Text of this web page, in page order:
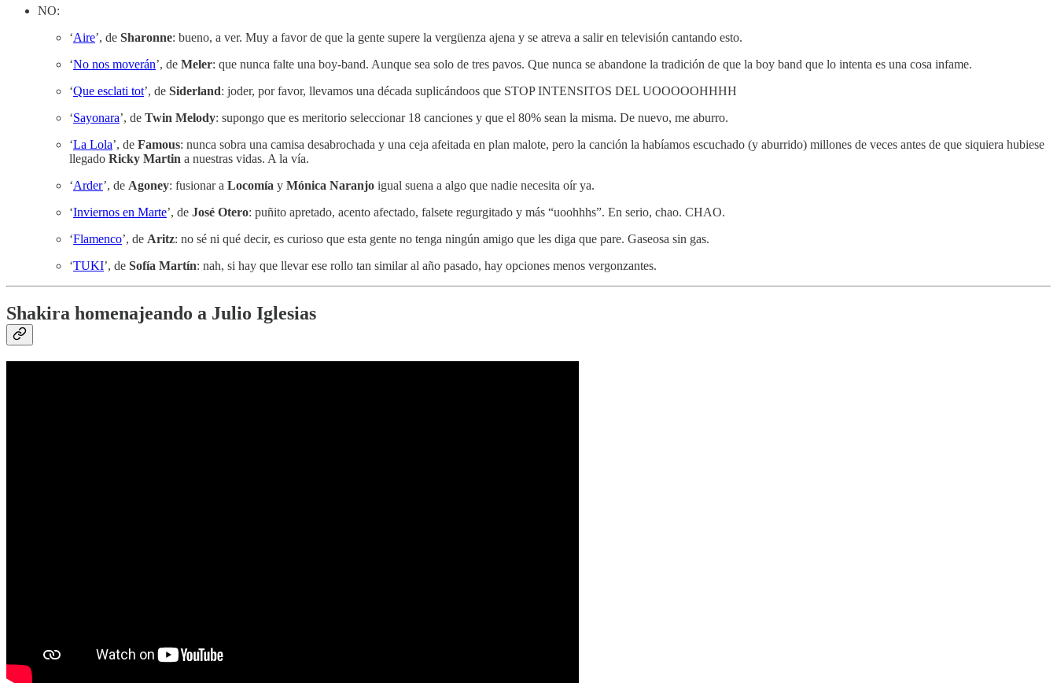
NO:
‘Aire’, de Sharonne: bueno, a ver. Muy a favor de que la gente supere la vergüenza ajena y se atreva a salir en televisión cantando esto.
‘No nos moverán’, de Meler: que nunca falte una boy-band. Aunque sea solo de tres pavos. Que nunca se abandone la tradición de que la boy band que lo intenta es una cosa infame.
‘Que esclati tot’, de Siderland: joder, por favor, llevamos una década suplicándoos que STOP INTENSITOS DEL UOOOOOHHHH
‘Sayonara’, de Twin Melody: supongo que es meritorio seleccionar 18 canciones y que el 80% sean la misma. De nuevo, me aburro.
‘La Lola’, de Famous: nunca sobra una camisa desabrochada y una ceja afeitada en plan malote, pero la canción la habíamos escuchado (y aburrido) millones de veces antes de que siquiera hubiese
llegado Ricky Martin a nuestras vidas. A la vía.
‘Arder’, de Agoney: fusionar a Locomía y Mónica Naranjo igual suena a algo que nadie necesita oír ya.
‘Inviernos en Marte’, de José Otero: puñito apretado, acento afectado, falsete regurgitado y más “uoohhhs”. En serio, chao. CHAO.
‘Flamenco’, de Aritz: no sé ni qué decir, es curioso que esta gente no tenga ningún amigo que les diga que pare. Gaseosa sin gas.
‘TUKI’, de Sofía Martín: nah, si hay que llevar ese rollo tan similar al año pasado, hay opciones menos vergonzantes.
Shakira homenajeando a Julio Iglesias